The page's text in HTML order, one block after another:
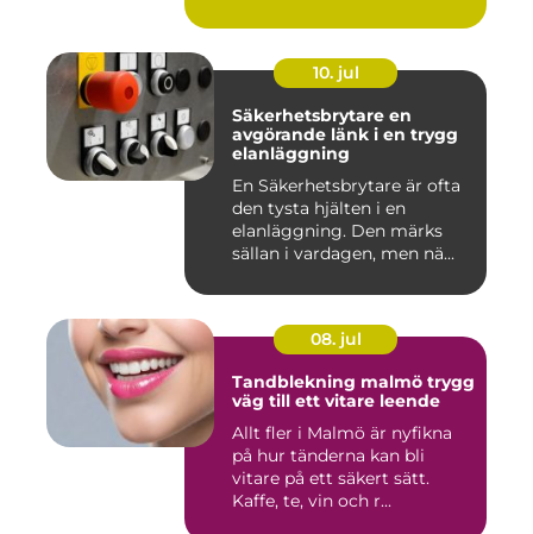
10. jul
Säkerhetsbrytare en
avgörande länk i en trygg
elanläggning
En Säkerhetsbrytare är ofta
den tysta hjälten i en
elanläggning. Den märks
sällan i vardagen, men nä...
08. jul
Tandblekning malmö trygg
väg till ett vitare leende
Allt fler i Malmö är nyfikna
på hur tänderna kan bli
vitare på ett säkert sätt.
Kaffe, te, vin och r...